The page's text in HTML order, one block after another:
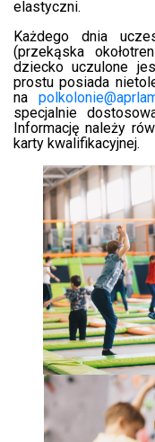
elastyczni.
Każdego dnia
(przekąska
dziecko uczulone
prostu posiada
na
specjalnie
Informację należy
karty kwalifikacyjnej.